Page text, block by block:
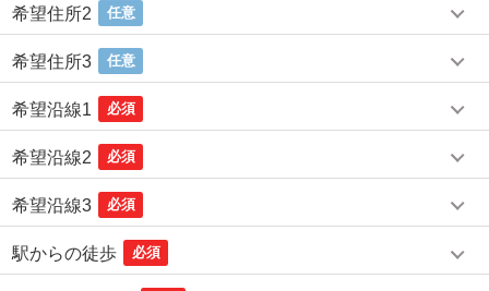
希望住所2 任意
希望住所3 任意
希望沿線1 必須
希望沿線2 必須
希望沿線3 必須
駅からの徒歩 必須